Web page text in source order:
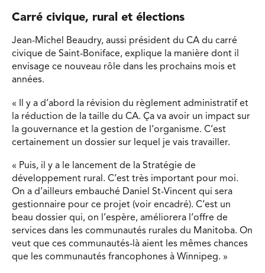
Carré civique, rural et élections
Jean-Michel Beaudry, aussi président du CA du carré
civique de Saint-Boniface, explique la manière dont il
envisage ce nouveau rôle dans les prochains mois et
années.
« Il y a d’abord la révision du règlement administratif et
la réduction de la taille du CA. Ça va avoir un impact sur
la gouvernance et la gestion de l’organisme. C’est
certainement un dossier sur lequel je vais travailler.
« Puis, il y a le lancement de la Stratégie de
développement rural. C’est très important pour moi.
On a d’ailleurs embauché Daniel St-Vincent qui sera
gestionnaire pour ce projet (voir encadré). C’est un
beau dossier qui, on l’espère, améliorera l’offre de
services dans les communautés rurales du Manitoba. On
veut que ces communautés-là aient les mêmes chances
que les communautés francophones à Winnipeg. »